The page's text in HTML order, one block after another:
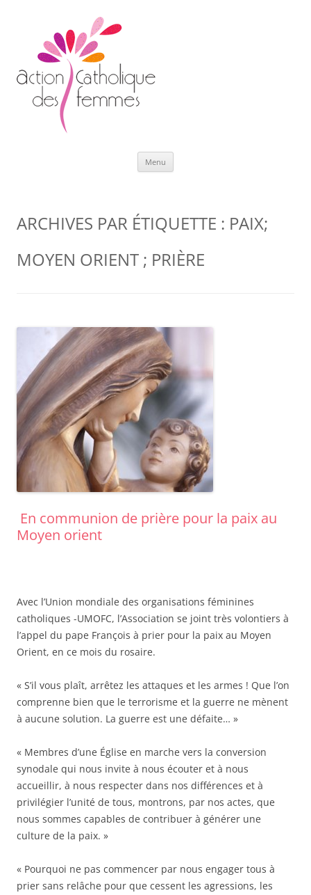
Menu
ARCHIVES PAR ÉTIQUETTE : PAIX;
MOYEN ORIENT ; PRIÈRE
En communion de prière pour la paix au
Moyen orient
Avec l’Union mondiale des organisations féminines
catholiques -UMOFC, l’Association se joint très volontiers à
l’appel du pape François à prier pour la paix au Moyen
Orient, en ce mois du rosaire.
« S’il vous plaît, arrêtez les attaques et les armes ! Que l’on
comprenne bien que le terrorisme et la guerre ne mènent
à aucune solution. La guerre est une défaite… »
« Membres d’une Église en marche vers la conversion
synodale qui nous invite à nous écouter et à nous
accueillir, à nous respecter dans nos différences et à
privilégier l’unité de tous, montrons, par nos actes, que
nous sommes capables de contribuer à générer une
culture de la paix. »
« Pourquoi ne pas commencer par nous engager tous à
prier sans relâche pour que cessent les agressions, les